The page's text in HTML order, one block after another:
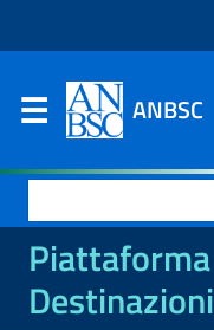
ANBSC
per:
Destinazioni